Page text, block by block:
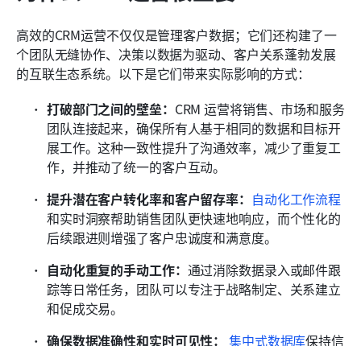
高效的CRM运营不仅仅是管理客户数据；它们还构建了一
个团队无缝协作、决策以数据为驱动、客户关系蓬勃发展
的互联生态系统。以下是它们带来实际影响的方式：
打破部门之间的壁垒： CRM 运营将销售、市场和服务
团队连接起来，确保所有人基于相同的数据和目标开
展工作。这种一致性提升了沟通效率，减少了重复工
作，并推动了统一的客户互动。
提升潜在客户转化率和客户留存率： 自动化工作流程
和实时洞察帮助销售团队更快速地响应，而个性化的
后续跟进则增强了客户忠诚度和满意度。
自动化重复的手动工作： 通过消除数据录入或邮件跟
踪等日常任务，团队可以专注于战略制定、关系建立
和促成交易。
确保数据准确性和实时可见性： 集中式数据库保持信